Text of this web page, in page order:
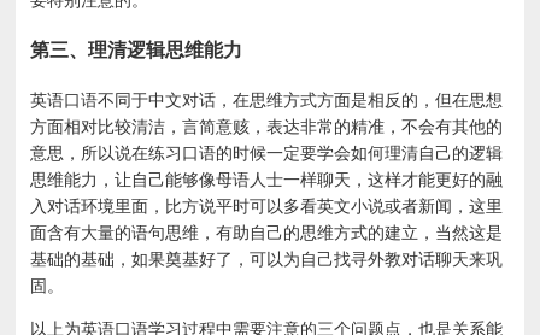
第三、理清逻辑思维能力
英语口语不同于中文对话，在思维方式方面是相反的，但在思想
方面相对比较清洁，言简意赅，表达非常的精准，不会有其他的
意思，所以说在练习口语的时候一定要学会如何理清自己的逻辑
思维能力，让自己能够像母语人士一样聊天，这样才能更好的融
入对话环境里面，比方说平时可以多看英文小说或者新闻，这里
面含有大量的语句思维，有助自己的思维方式的建立，当然这是
基础的基础，如果奠基好了，可以为自己找寻外教对话聊天来巩
固。
以上为英语口语学习过程中需要注意的三个问题点，也是关系能